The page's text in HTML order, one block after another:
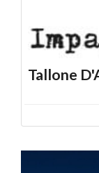
Tallone